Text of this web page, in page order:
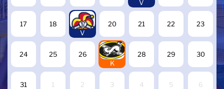
V
17 18
19
V
20 21 22 23
24 25 26
27
K
28 29 30
31 1 2 3 4 5 6